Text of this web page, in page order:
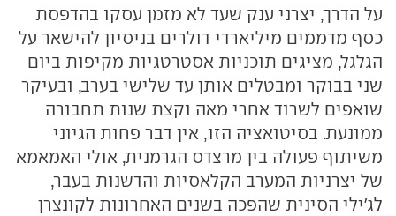
על הדרך, יצרני ענק שעד לא מזמן עסקו בהדפסת
כסף מדממים מיליארדי דולרים בניסיון להישאר על
הגלגל, מציגים תוכניות אסטרטגיות מקיפות ביום
שני בבוקר ומבטלים אותן עד שלישי בערב, ובעיקר
שואפים לשרוד אחרי מאה וקצת שנות תחבורה
ממונעת. בסיטואציה הזו, אין דבר פחות הגיוני
משיתוף פעולה בין מרצדס הגרמנית, אולי האמאמא
של יצרניות המערב הקלאסיות והדשנות בעבר,
לג'ילי הסינית שהפכה בשנים האחרונות לקונצרן